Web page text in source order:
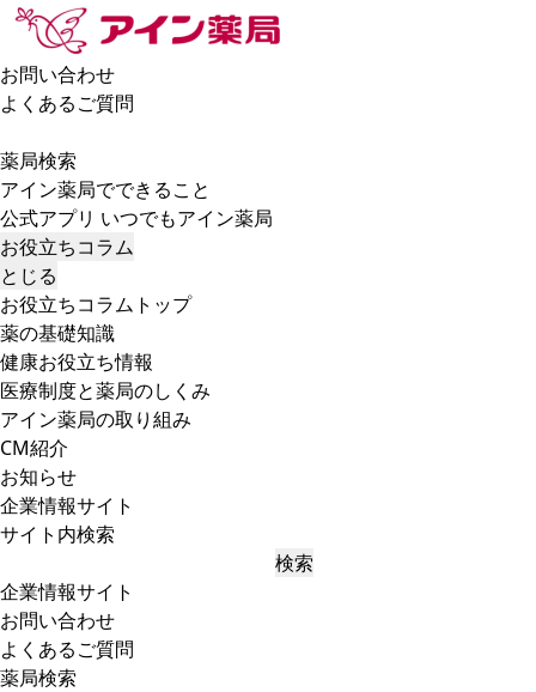
お問い合わせ
よくあるご質問
薬局検索
アイン薬局でできること
公式アプリ いつでもアイン薬局
お役立ちコラム
とじる
お役立ちコラムトップ
薬の基礎知識
健康お役立ち情報
医療制度と薬局のしくみ
アイン薬局の取り組み
CM紹介
お知らせ
企業情報サイト
サイト内検索
検索
企業情報サイト
お問い合わせ
よくあるご質問
薬局検索